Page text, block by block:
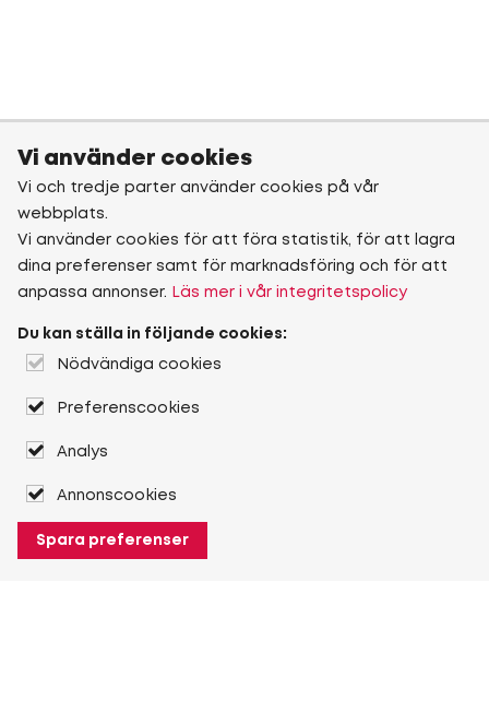
Vi använder cookies
Vi och tredje parter använder cookies på vår
webbplats.
Vi använder cookies för att föra statistik, för att lagra
dina preferenser samt för marknadsföring och för att
anpassa annonser.
Läs mer i vår integritetspolicy
Du kan ställa in följande cookies:
Nödvändiga cookies
Preferenscookies
Analys
Annonscookies
Spara preferenser